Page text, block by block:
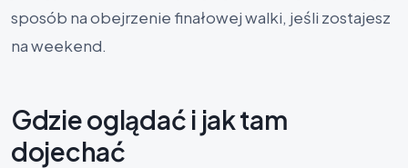
sposób na obejrzenie finałowej walki, jeśli zostajesz
na weekend.
Gdzie oglądać i jak tam
dojechać